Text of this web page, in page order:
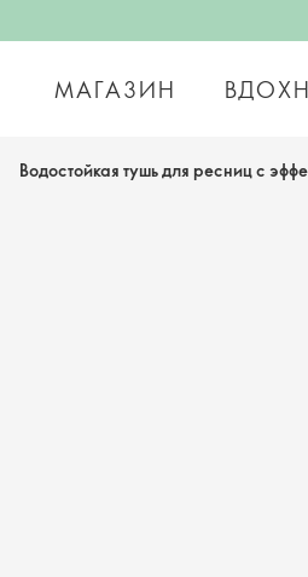
МАГАЗИН
Водостойкая тушь для ресниц с